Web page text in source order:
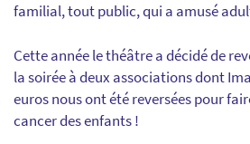
familial, tout public, qui a amusé
Cette année le théâtre a décidé de
la soirée à deux associations dont
euros nous ont été reversées pour
cancer des enfants !